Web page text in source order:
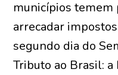
municípios temem
arrecadar
segundo dia do
Tributo ao Brasil: